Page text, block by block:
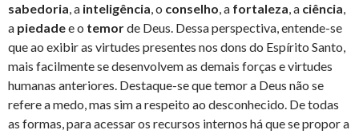
sabedoria, a inteligência, o conselho, a fortaleza, a ciência,
a piedadee o temorde Deus. Dessa perspectiva, entende-se
que ao exibir as virtudes presentes nos dons do Espírito Santo,
mais facilmente se desenvolvem as demais forças e virtudes
humanas anteriores. Destaque-se que temor a Deus não se
refere a medo, mas sim a respeito ao desconhecido. De todas
as formas, para acessar os recursos internos há que se propor a